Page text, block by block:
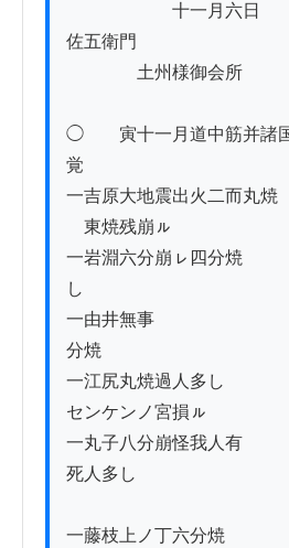
十一月六日　　
佐五衛門
土州様御会所
◯　　寅十一月道中筋并諸
覚
一吉原大地震出火二而丸焼
ゟ東焼残崩ㇽ
一岩淵六分崩ㇾ四分焼　　
し
一由井無事　　　　　　　
分焼
一江尻丸焼過人多し　　　
センケンノ宮損ㇽ
一丸子八分崩怪我人有　　
死人多し
一藤枝上ノ丁六分焼　　　